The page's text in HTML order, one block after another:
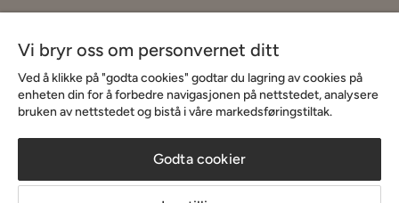
Vi bryr oss om personvernet ditt
Ved å klikke på "godta cookies" godtar du lagring av cookies på
enheten din for å forbedre navigasjonen på nettstedet, analysere
bruken av nettstedet og bistå i våre markedsføringstiltak.
Godta cookier